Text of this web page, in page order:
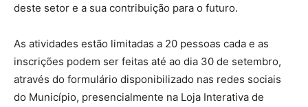
deste setor e a sua contribuição para o futuro.
As atividades estão limitadas a 20 pessoas cada e as
inscrições podem ser feitas até ao dia 30 de setembro,
através do formulário disponibilizado nas redes sociais
do Município, presencialmente na Loja Interativa de